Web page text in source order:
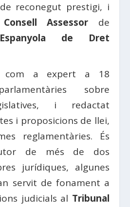
reconegut prestigi, i
Consell Assessor de
de Dret
com a expert a 18
sobre
i redactat
i proposicions de llei,
reglamentàries. És
de més de dos
jurídiques, algunes
servit de fonament a
judicials al Tribunal